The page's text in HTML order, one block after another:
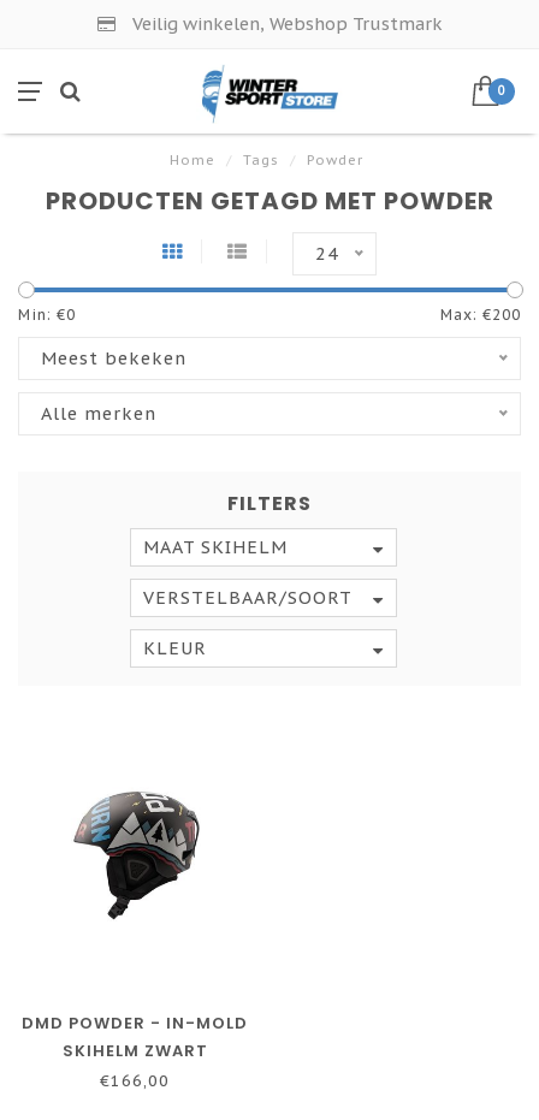
Veilig winkelen, Webshop Trustmark
0
Home / Tags / Powder
PRODUCTEN GETAGD MET POWDER
24
Min: €0 Max: €200
Meest bekeken
Alle merken
FILTERS
MAAT SKIHELM
VERSTELBAAR/SOORT
KLEUR
DMD POWDER - IN-MOLD
SKIHELM ZWART
€166,00